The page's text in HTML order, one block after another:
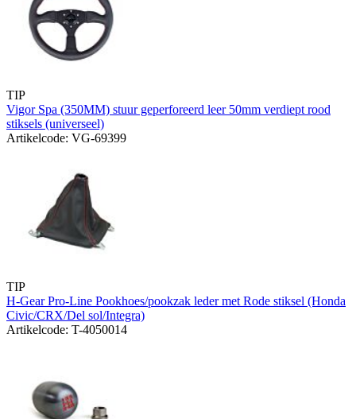
TIP
Vigor Spa (350MM) stuur geperforeerd leer 50mm verdiept rood
stiksels (universeel)
Artikelcode: VG-69399
TIP
H-Gear Pro-Line Pookhoes/pookzak leder met Rode stiksel (Honda
Civic/CRX/Del sol/Integra)
Artikelcode: T-4050014